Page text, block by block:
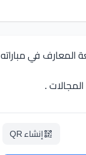
المعارف في مباراته
.
إنشاء QR